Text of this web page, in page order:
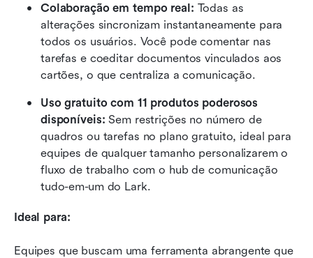
Colaboração em tempo real: Todas as
alterações sincronizam instantaneamente para
todos os usuários. Você pode comentar nas
tarefas e coeditar documentos vinculados aos
cartões, o que centraliza a comunicação.
Uso gratuito com 11 produtos poderosos
disponíveis: Sem restrições no número de
quadros ou tarefas no plano gratuito, ideal para
equipes de qualquer tamanho personalizarem o
fluxo de trabalho com o hub de comunicação
tudo-em-um do Lark.
Ideal para:
Equipes que buscam uma ferramenta abrangente que